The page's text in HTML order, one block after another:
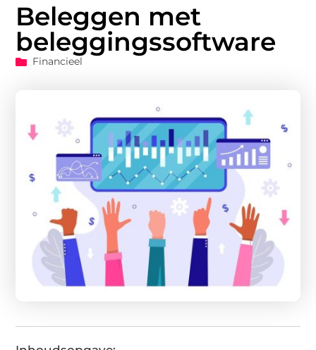
Beleggen met
beleggingssoftware
Financieel